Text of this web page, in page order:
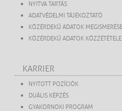
NYITVA TARTÁS
ADATVÉDELMI TÁJÉKOZTATÓ
KÖZÉRDEKŰ ADATOK MEGISMERÉSE
KÖZÉRDEKŰ ADATOK KÖZZÉTÉTELE
KARRIER
NYITOTT POZÍCIÓK
DUÁLIS KÉPZÉS
GYAKORNOKI PROGRAM